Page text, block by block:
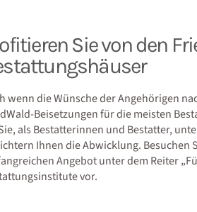
Sie von den
wenn die Wünsche der Angehörigen
Beisetzungen für die meisten
als Bestatterinnen und Bestatter,
Ihnen die Abwicklung. Besuchen
Angebot unter dem Reiter
vor.